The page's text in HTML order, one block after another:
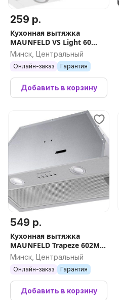
259 р.
Кухонная вытяжка
MAUNFELD VS Light 60
(белый)
Минск, Центральный
Онлайн-заказ Гарантия
Добавить в корзину
549 р.
Кухонная вытяжка
MAUNFELD Trapeze 602M
(нержавеющая сталь)
Минск, Центральный
Онлайн-заказ Гарантия
Добавить в корзину